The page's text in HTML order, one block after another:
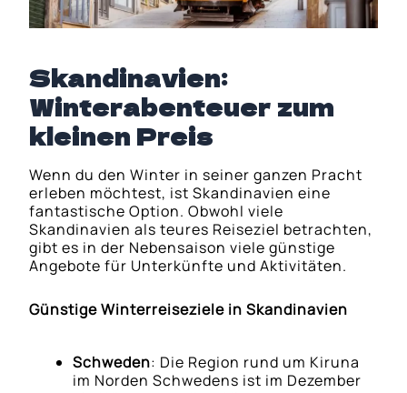
Skandinavien:
Winterabenteuer zum
kleinen Preis
Wenn du den Winter in seiner ganzen Pracht
erleben möchtest, ist Skandinavien eine
fantastische Option. Obwohl viele
Skandinavien als teures Reiseziel betrachten,
gibt es in der Nebensaison viele günstige
Angebote für Unterkünfte und Aktivitäten.
Günstige Winterreiseziele in Skandinavien
Schweden: Die Region rund um Kiruna
im Norden Schwedens ist im Dezember